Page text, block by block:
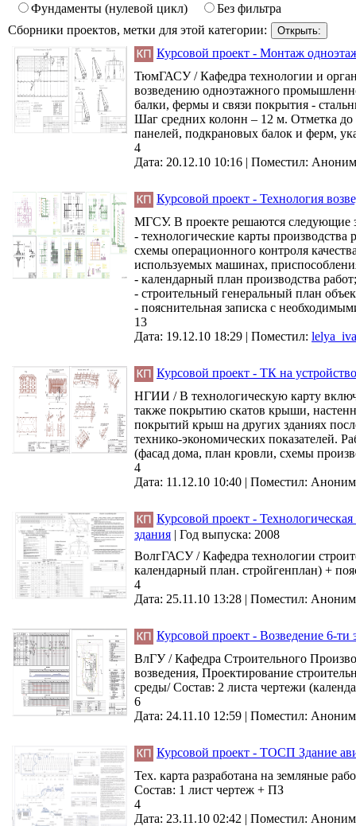
Фундаменты (нулевой цикл)
Без фильтра
Сборники проектов, метки для этой категории:
Курсовой проект - Монтаж
ТюмГАСУ / Кафедра технологии и
возведению одноэтажного
балки, фермы и связи покрытия -
Шаг средних колонн – 12 м. Отметка
панелей, подкрановых балок и ферм,
4
Дата: 20.12.10 10:16 | Поместил: Аноним
Курсовой проект - Технология
МГСУ. В проекте решаются следующие
- технологические карты
схемы операционного контроля
используемых машинах,
- календарный план производства работ;
- строительный генеральный план
- пояснительная записка с
13
Дата: 19.12.10 18:29 | Поместил:
Курсовой проект - ТК на
НГИИ / В технологическую карту
также покрытию скатов крыши,
покрытий крыш на других зданиях
технико-экономических показателей.
(фасад дома, план кровли, схемы
4
Дата: 11.12.10 10:40 | Поместил: Аноним
Курсовой проект -
здания | Год выпуска: 2008
ВолгГАСУ / Кафедра технологии
календарный план. стройгенплан) +
4
Дата: 25.11.10 13:28 | Поместил: Аноним
Курсовой проект - Возведение 6-
ВлГУ / Кафедра Строительного
возведения, Проектирование
среды/ Состав: 2 листа чертежи
6
Дата: 24.11.10 12:59 | Поместил: Аноним
Курсовой проект - ТОСП Здание
Тех. карта разработана на земляные
Состав: 1 лист чертеж + ПЗ
4
Дата: 23.11.10 02:42 | Поместил: Аноним